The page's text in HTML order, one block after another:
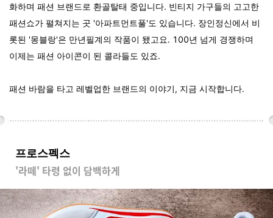
화하며 패션 브랜드로 환골탈태 중입니다. 빈티지 가구들의 고고한
패션쇼가 펼쳐지는 곳 '아파트먼트풀'도 있습니다. 장인정신에서 비
롯된 '몽블랑'은 만년필계의 작품이 됐고요. 100년 넘게 경쟁하며
이제는 패션 아이콘이 된 콜라들도 있죠.
패션 바람을 타고 레벨업한 브랜드의 이야기, 지금 시작합니다.
프로스펙스
'라떼' 타령 없이 담백하게